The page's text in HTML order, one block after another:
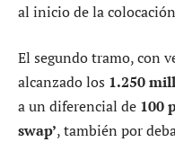
al inicio de la
El segundo tramo, con
alcanzado los 1.250
a un diferencial de 100
swap’, también por